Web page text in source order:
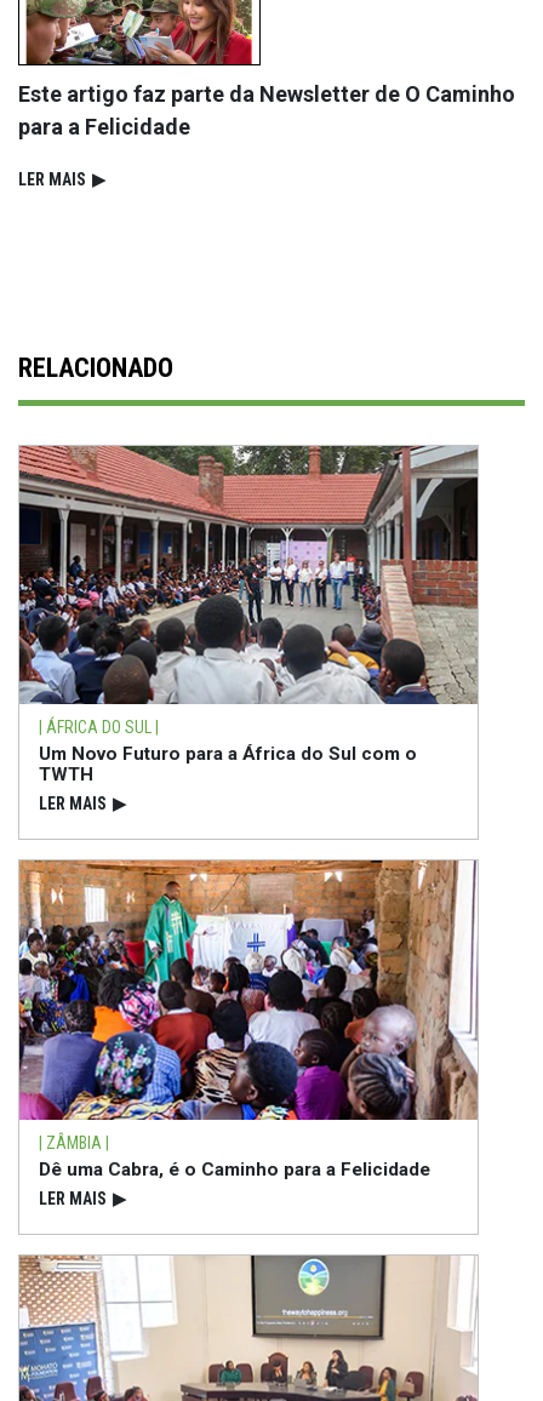
Este artigo faz parte da Newsletter de O Caminho
para a Felicidade
LER MAIS ▶
RELACIONADO
| ÁFRICA DO SUL |
Um Novo Futuro para a África do Sul com o
TWTH
LER MAIS ▶
| ZÂMBIA |
Dê uma Cabra, é o Caminho para a Felicidade
LER MAIS ▶